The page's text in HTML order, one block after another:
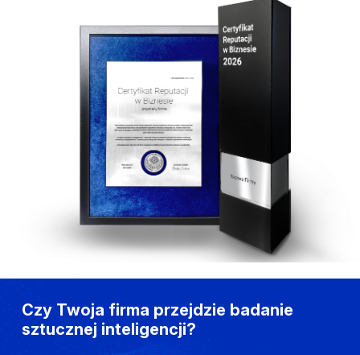
Czy Twoja firma przejdzie badanie
sztucznej inteligencji?